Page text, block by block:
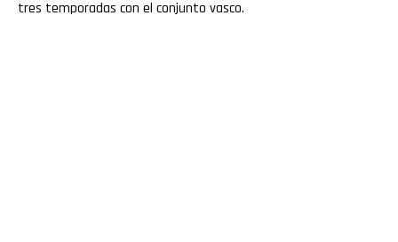
tres temporadas con el conjunto vasco.